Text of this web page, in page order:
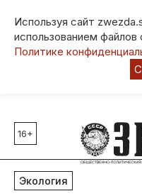
Используя сайт
использованием
Политике
Главные темы
80 лет Победы
Молодежная столица
16+
Экология